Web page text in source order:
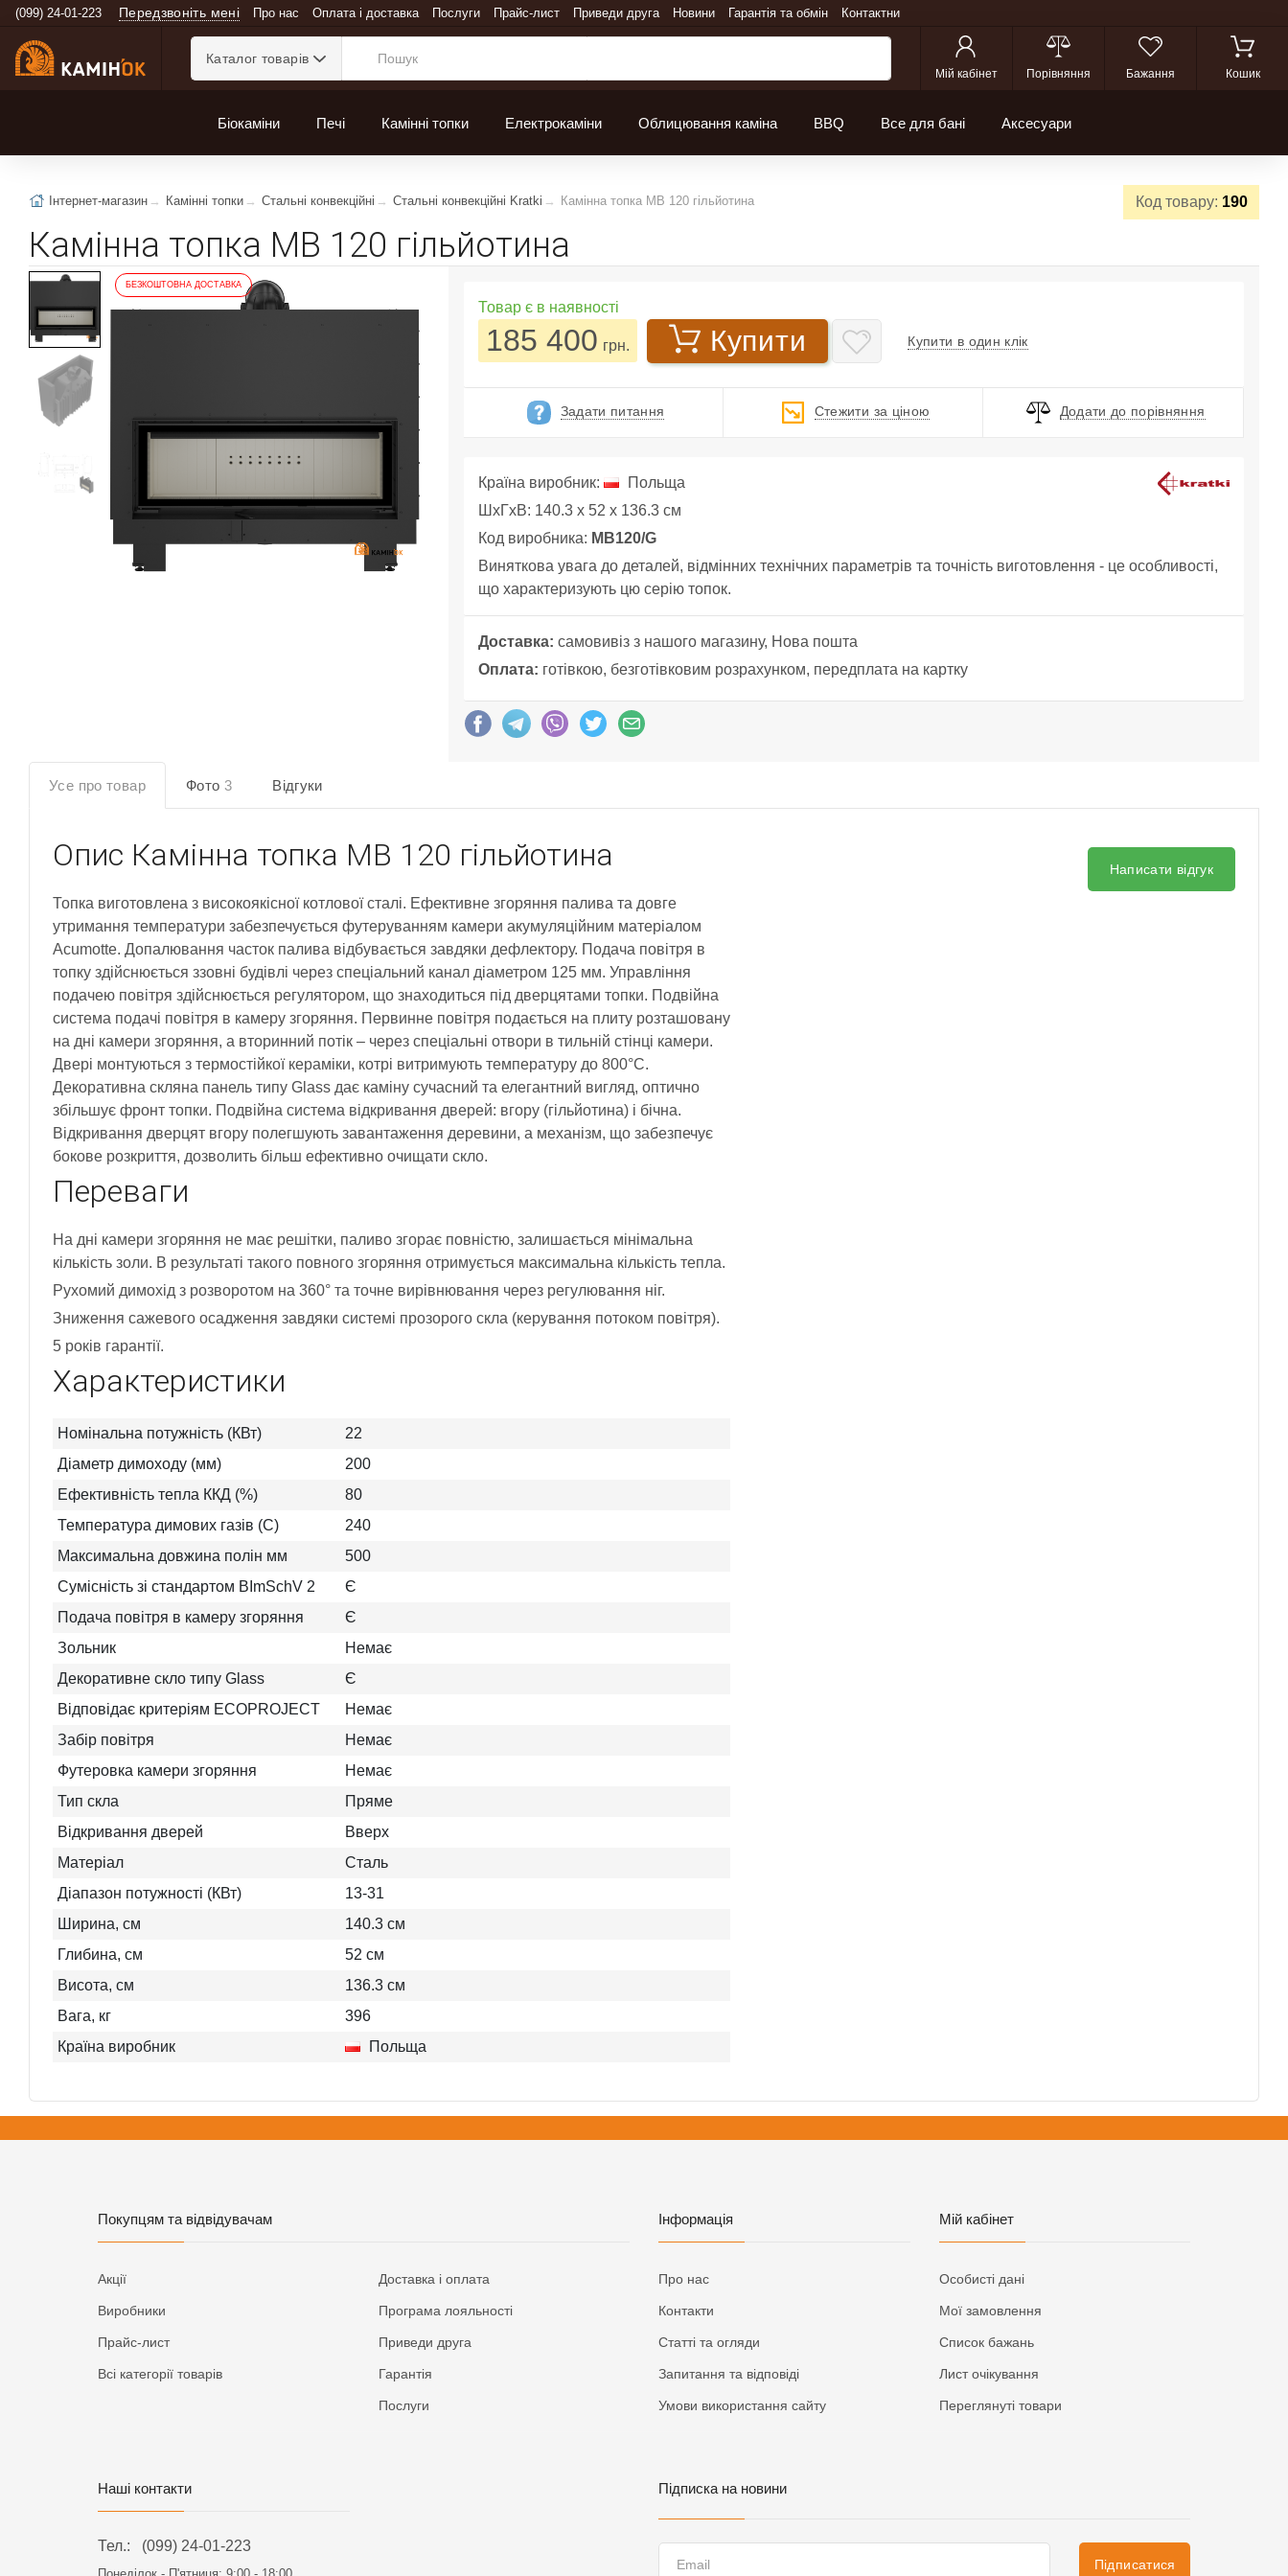
(099) 24-01-223 Передзвоніть мені Про нас Оплата і доставка Послуги Прайс-лист Приведи друга Новини Гарантія та обмін Контактни
Каталог товарів
Мій кабінет Порівняння Бажання Кошик
Біокаміни Печі Камінні топки Електрокаміни Облицювання каміна BBQ Все для бані Аксесуари
Код товару: 190
Інтернет-магазин Камінні топки Стальні конвекційні Стальні конвекційні Kratki Камінна топка MB 120 гільйотина
Камінна топка MB 120 гільйотина
БЕЗКОШТОВНА ДОСТАВКА
Товар є в наявності
185 400 грн. Купити Купити в один клік
Задати питання Стежити за ціною Додати до порівняння
Країна виробник:
Польща
ШхГхВ: 140.3 x 52 x 136.3 см
Код виробника: MB120/G
Виняткова увага до деталей, відмінних технічних параметрів та точність виготовлення - це особливості,
що характеризують цю серію топок.
Доставка: самовивіз з нашого магазину, Нова пошта
Оплата: готівкою, безготівковим розрахунком, передплата на картку
Усе про товар Фото 3 Відгуки
Опис Камінна топка MB 120 гільйотина
Топка виготовлена з високоякісної котлової сталі. Ефективне згоряння палива та довге
утримання температури забезпечується футеруванням камери акумуляційним матеріалом
Acumotte. Допалювання часток палива відбувається завдяки дефлектору. Подача повітря в
топку здійснюється ззовні будівлі через спеціальний канал діаметром 125 мм. Управління
подачею повітря здійснюється регулятором, що знаходиться під дверцятами топки. Подвійна
система подачі повітря в камеру згоряння. Первинне повітря подається на плиту розташовану
на дні камери згоряння, а вторинний потік – через спеціальні отвори в тильній стінці камери.
Двері монтуються з термостійкої кераміки, котрі витримують температуру до 800°C.
Декоративна скляна панель типу Glass дає каміну сучасний та елегантний вигляд, оптично
збільшує фронт топки. Подвійна система відкривання дверей: вгору (гільйотина) і бічна.
Відкривання дверцят вгору полегшують завантаження деревини, а механізм, що забезпечує
бокове розкриття, дозволить більш ефективно очищати скло.
Переваги
На дні камери згоряння не має решітки, паливо згорає повністю, залишається мінімальна
кількість золи. В результаті такого повного згоряння отримується максимальна кількість тепла.
Рухомий димохід з розворотом на 360° та точне вирівнювання через регулювання ніг.
Зниження сажевого осадження завдяки системі прозорого скла (керування потоком повітря).
5 років гарантії.
Характеристики
Номінальна потужність (КВт)
22
Діаметр димоходу (мм)
200
Ефективність тепла ККД (%)
80
Температура димових газів (C)
240
Максимальна довжина полін мм
500
Сумісність зі стандартом BImSchV 2
Є
Подача повітря в камеру згоряння
Є
Зольник
Немає
Декоративне скло типу Glass
Є
Відповідає критеріям ECOPROJECT
Немає
Забір повітря
Немає
Футеровка камери згоряння
Немає
Тип скла
Пряме
Відкривання дверей
Вверх
Матеріал
Сталь
Діапазон потужності (КВт)
13-31
Ширина, см
140.3 см
Глибина, см
52 см
Висота, см
136.3 см
Вага, кг
396
Країна виробник
Польща
Написати відгук
Покупцям та відвідувачам
Акції
Виробники
Прайс-лист
Всі категорії товарів
Доставка і оплата
Програма лояльності
Приведи друга
Гарантія
Послуги
Інформація
Про нас
Контакти
Статті та огляди
Запитання та відповіді
Умови використання сайту
Мій кабінет
Особисті дані
Мої замовлення
Список бажань
Лист очікування
Переглянуті товари
Наші контакти
Тел.: (099) 24-01-223
Підписка на новини
Підписатися